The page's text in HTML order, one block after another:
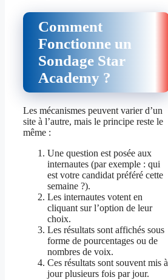
Comment
Fonctionne un
Sondage Star
Academy ?
Les mécanismes peuvent varier d’un
site à l’autre, mais le principe reste le
même :
Une question est posée aux
internautes (par exemple : qui
est votre candidat préféré cette
semaine ?).
Les internautes votent en
cliquant sur l’option de leur
choix.
Les résultats sont affichés sous
forme de pourcentages ou de
nombres de voix.
Ces résultats sont souvent mis à
jour plusieurs fois par jour.